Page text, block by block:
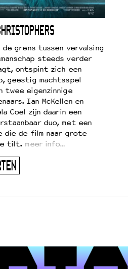
de grens tussen vervalsing
steeds verder
ontspint zich een
geestig machtsspel
twee eigenzinnige
Ian McKellen en
Coel zijn daarin een
duo, met een
die de film naar grote
tilt. meer info…